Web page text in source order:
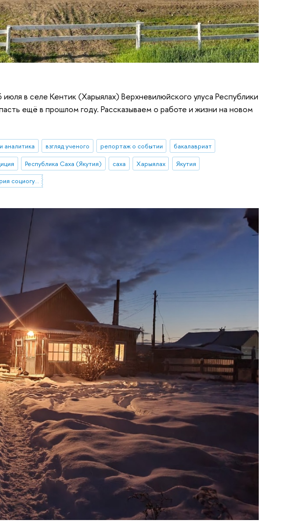
в селе Кентик (Харыялах) Верхневилюйского улуса Республики
ещё в прошлом году. Рассказываем о работе и жизни на новом
аналитика взгляд ученого репортаж о событии
бакалавриат
Республика Саха (Якутия) саха Харыялах
Якутия
Научно-учебная лаборатория социогуманитарных исследований Севера и Арктики